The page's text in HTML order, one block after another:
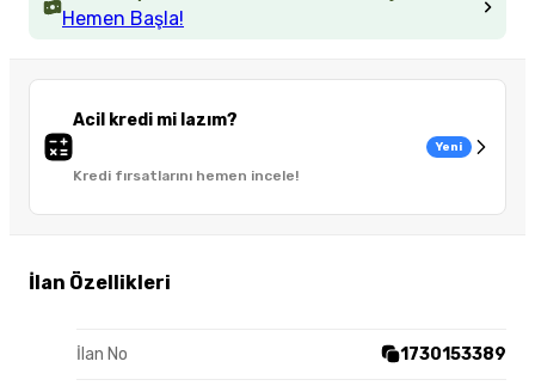
Hemen Başla!
Acil kredi mi lazım?
Kredi fırsatlarını hemen incele!
Yeni
İlan Özellikleri
İlan No 1730153389